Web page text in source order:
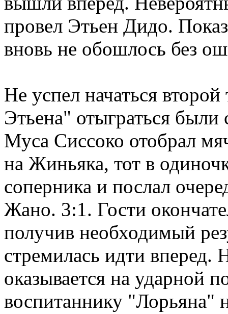
провел Этьен Дидо.
вновь не обошлось без
Не успел начаться
Этьена" отыграться
Муса Сиссоко отобрал
на Жиньяка, тот в
соперника и послал
Жано. 3:1. Гости
получив необходимый
стремилась идти
оказывается на ударной
воспитаннику "Лорьяна"